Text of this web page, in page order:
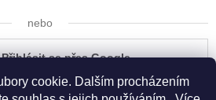
cookie. Dalším procházením
nebo
Přihlásit se přes Google
Přihlásit se přes Seznam